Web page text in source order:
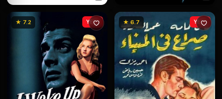
★ 7.2 YENİ ★ 6.7 YENİ